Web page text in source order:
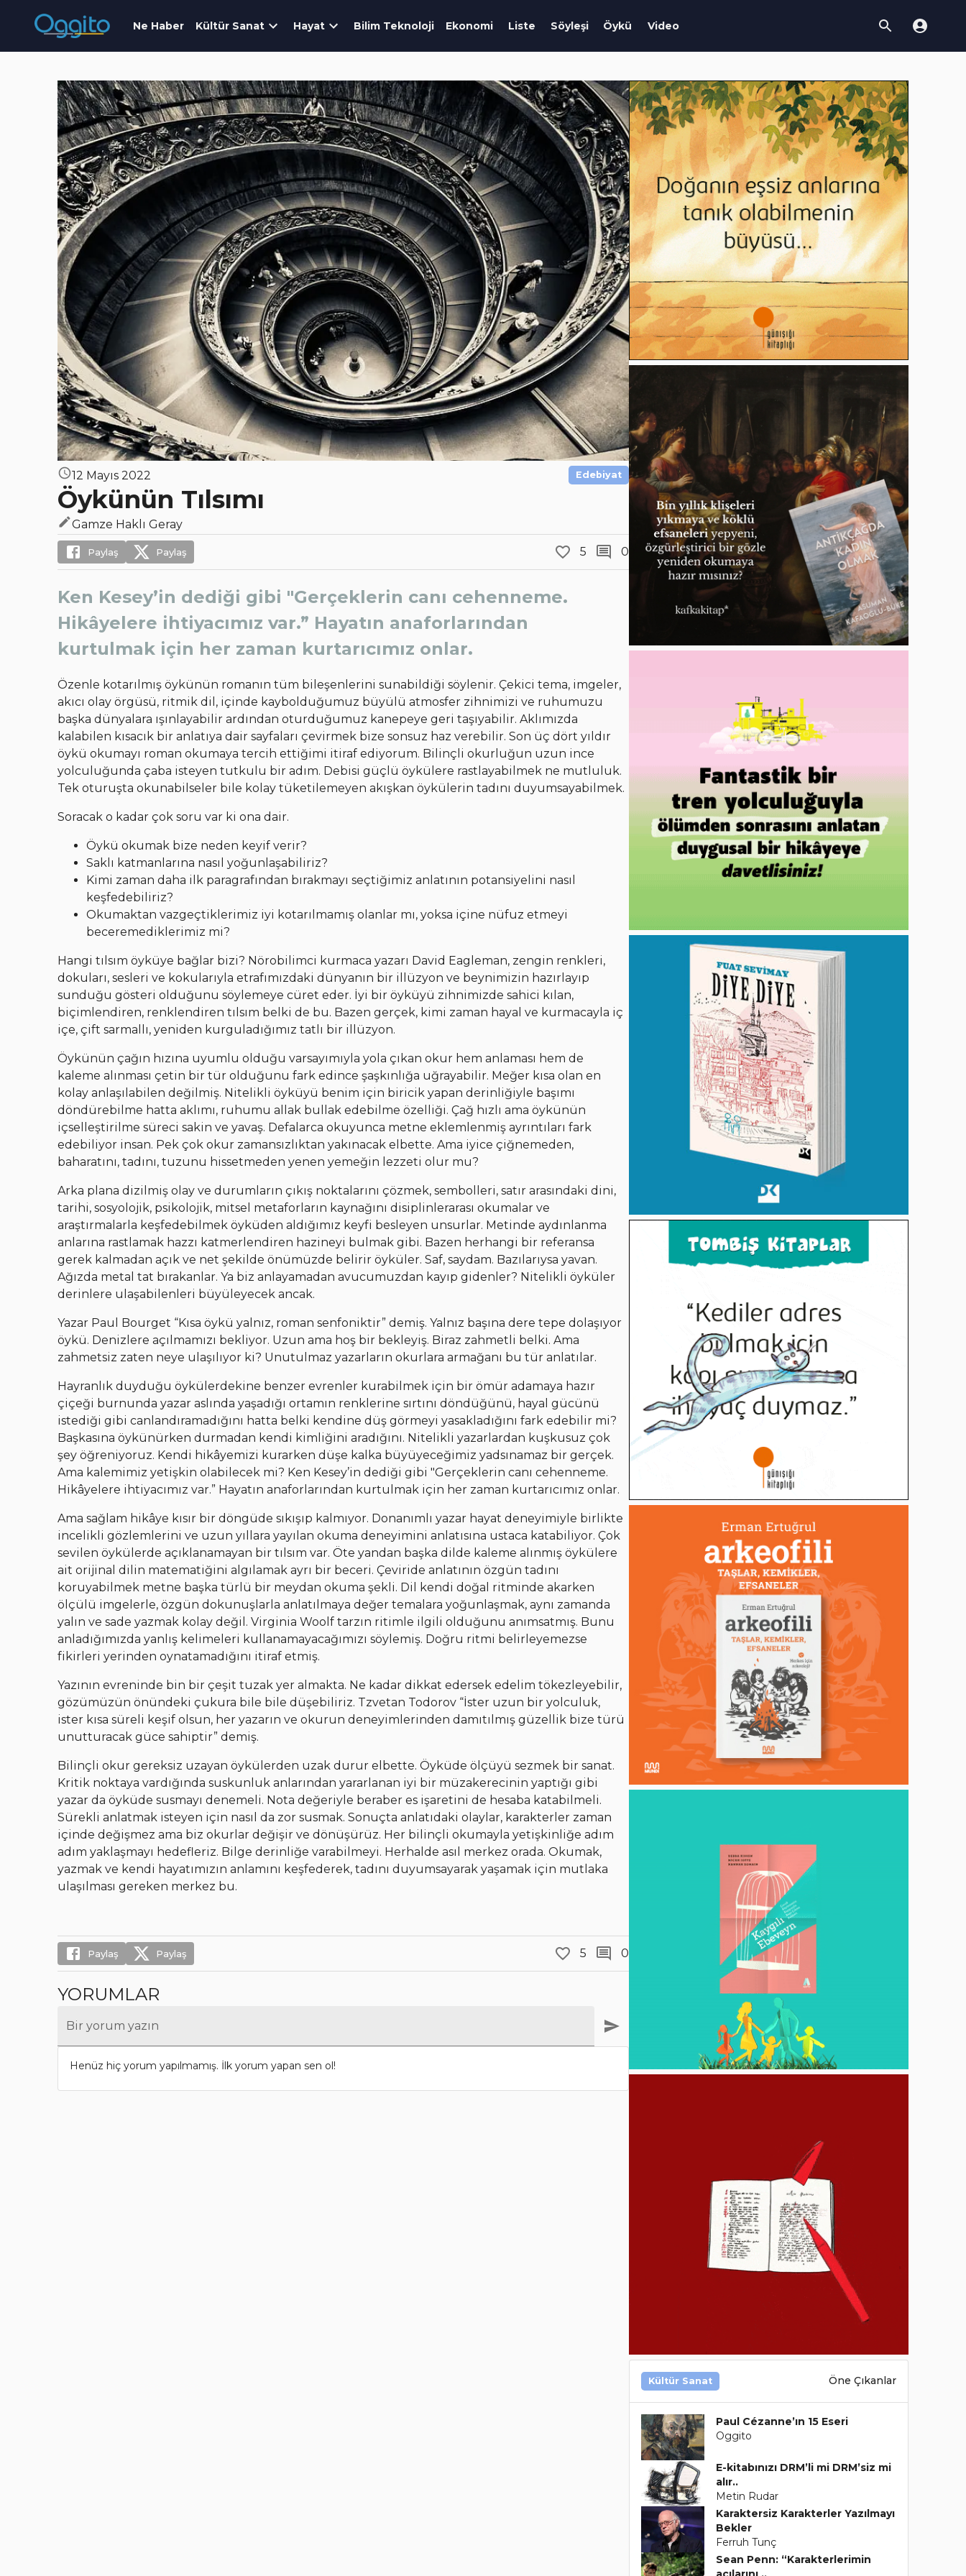
Ne Haber Kültür Sanat Hayat Bilim Teknoloji Ekonomi Liste Söyleşi Öykü Video
12 Mayıs 2022 Edebiyat
Öykünün Tılsımı
Gamze Haklı Geray
Paylaş Paylaş 5 0
Ken Kesey’in dediği gibi "Gerçeklerin canı cehenneme.
Hikâyelere ihtiyacımız var.” Hayatın anaforlarından
kurtulmak için her zaman kurtarıcımız onlar.
Özenle kotarılmış öykünün romanın tüm bileşenlerini sunabildiği söylenir. Çekici tema, imgeler,
akıcı olay örgüsü, ritmik dil, içinde kaybolduğumuz büyülü atmosfer zihnimizi ve ruhumuzu
başka dünyalara ışınlayabilir ardından oturduğumuz kanepeye geri taşıyabilir. Aklımızda
kalabilen kısacık bir anlatıya dair sayfaları çevirmek bize sonsuz haz verebilir. Son üç dört yıldır
öykü okumayı roman okumaya tercih ettiğimi itiraf ediyorum. Bilinçli okurluğun uzun ince
yolculuğunda çaba isteyen tutkulu bir adım. Debisi güçlü öykülere rastlayabilmek ne mutluluk.
Tek oturuşta okunabilseler bile kolay tüketilemeyen akışkan öykülerin tadını duyumsayabilmek.
Soracak o kadar çok soru var ki ona dair.
Öykü okumak bize neden keyif verir?
Saklı katmanlarına nasıl yoğunlaşabiliriz?
Kimi zaman daha ilk paragrafından bırakmayı seçtiğimiz anlatının potansiyelini nasıl
keşfedebiliriz?
Okumaktan vazgeçtiklerimiz iyi kotarılmamış olanlar mı, yoksa içine nüfuz etmeyi
beceremediklerimiz mi?
Hangi tılsım öyküye bağlar bizi? Nörobilimci kurmaca yazarı David Eagleman, zengin renkleri,
dokuları, sesleri ve kokularıyla etrafımızdaki dünyanın bir illüzyon ve beynimizin hazırlayıp
sunduğu gösteri olduğunu söylemeye cüret eder. İyi bir öyküyü zihnimizde sahici kılan,
biçimlendiren, renklendiren tılsım belki de bu. Bazen gerçek, kimi zaman hayal ve kurmacayla iç
içe, çift sarmallı, yeniden kurguladığımız tatlı bir illüzyon.
Öykünün çağın hızına uyumlu olduğu varsayımıyla yola çıkan okur hem anlaması hem de
kaleme alınması çetin bir tür olduğunu fark edince şaşkınlığa uğrayabilir. Meğer kısa olan en
kolay anlaşılabilen değilmiş. Nitelikli öyküyü benim için biricik yapan derinliğiyle başımı
döndürebilme hatta aklımı, ruhumu allak bullak edebilme özelliği. Çağ hızlı ama öykünün
içselleştirilme süreci sakin ve yavaş. Defalarca okuyunca metne eklemlenmiş ayrıntıları fark
edebiliyor insan. Pek çok okur zamansızlıktan yakınacak elbette. Ama iyice çiğnemeden,
baharatını, tadını, tuzunu hissetmeden yenen yemeğin lezzeti olur mu?
Arka plana dizilmiş olay ve durumların çıkış noktalarını çözmek, sembolleri, satır arasındaki dini,
tarihi, sosyolojik, psikolojik, mitsel metaforların kaynağını disiplinlerarası okumalar ve
araştırmalarla keşfedebilmek öyküden aldığımız keyfi besleyen unsurlar. Metinde aydınlanma
anlarına rastlamak hazzı katmerlendiren hazineyi bulmak gibi. Bazen herhangi bir referansa
gerek kalmadan açık ve net şekilde önümüzde belirir öyküler. Saf, saydam. Bazılarıysa yavan.
Ağızda metal tat bırakanlar. Ya biz anlayamadan avucumuzdan kayıp gidenler? Nitelikli öyküler
derinlere ulaşabilenleri büyüleyecek ancak.
Yazar Paul Bourget “Kısa öykü yalnız, roman senfoniktir” demiş. Yalnız başına dere tepe dolaşıyor
öykü. Denizlere açılmamızı bekliyor. Uzun ama hoş bir bekleyiş. Biraz zahmetli belki. Ama
zahmetsiz zaten neye ulaşılıyor ki? Unutulmaz yazarların okurlara armağanı bu tür anlatılar.
Hayranlık duyduğu öykülerdekine benzer evrenler kurabilmek için bir ömür adamaya hazır
çiçeği burnunda yazar aslında yaşadığı ortamın renklerine sırtını döndüğünü, hayal gücünü
istediği gibi canlandıramadığını hatta belki kendine düş görmeyi yasakladığını fark edebilir mi?
Başkasına öykünürken durmadan kendi kimliğini aradığını. Nitelikli yazarlardan kuşkusuz çok
şey öğreniyoruz. Kendi hikâyemizi kurarken düşe kalka büyüyeceğimiz yadsınamaz bir gerçek.
Ama kalemimiz yetişkin olabilecek mi? Ken Kesey’in dediği gibi "Gerçeklerin canı cehenneme.
Hikâyelere ihtiyacımız var.” Hayatın anaforlarından kurtulmak için her zaman kurtarıcımız onlar.
Ama sağlam hikâye kısır bir döngüde sıkışıp kalmıyor. Donanımlı yazar hayat deneyimiyle birlikte
incelikli gözlemlerini ve uzun yıllara yayılan okuma deneyimini anlatısına ustaca katabiliyor. Çok
sevilen öykülerde açıklanamayan bir tılsım var. Öte yandan başka dilde kaleme alınmış öykülere
ait orijinal dilin matematiğini algılamak ayrı bir beceri. Çeviride anlatının özgün tadını
koruyabilmek metne başka türlü bir meydan okuma şekli. Dil kendi doğal ritminde akarken
ölçülü imgelerle, özgün dokunuşlarla anlatılmaya değer temalara yoğunlaşmak, aynı zamanda
yalın ve sade yazmak kolay değil. Virginia Woolf tarzın ritimle ilgili olduğunu anımsatmış. Bunu
anladığımızda yanlış kelimeleri kullanamayacağımızı söylemiş. Doğru ritmi belirleyemezse
fikirleri yerinden oynatamadığını itiraf etmiş.
Yazının evreninde bin bir çeşit tuzak yer almakta. Ne kadar dikkat edersek edelim tökezleyebilir,
gözümüzün önündeki çukura bile bile düşebiliriz. Tzvetan Todorov “İster uzun bir yolculuk,
ister kısa süreli keşif olsun, her yazarın ve okurun deneyimlerinden damıtılmış güzellik bize türü
unutturacak güce sahiptir” demiş.
Bilinçli okur gereksiz uzayan öykülerden uzak durur elbette. Öyküde ölçüyü sezmek bir sanat.
Kritik noktaya vardığında suskunluk anlarından yararlanan iyi bir müzakerecinin yaptığı gibi
yazar da öyküde susmayı denemeli. Nota değeriyle beraber es işaretini de hesaba katabilmeli.
Sürekli anlatmak isteyen için nasıl da zor susmak. Sonuçta anlatıdaki olaylar, karakterler zaman
içinde değişmez ama biz okurlar değişir ve dönüşürüz. Her bilinçli okumayla yetişkinliğe adım
adım yaklaşmayı hedefleriz. Bilge derinliğe varabilmeyi. Herhalde asıl merkez orada. Okumak,
yazmak ve kendi hayatımızın anlamını keşfederek, tadını duyumsayarak yaşamak için mutlaka
ulaşılması gereken merkez bu.
Paylaş Paylaş 5 0
YORUMLAR
Bir yorum yazın
Henüz hiç yorum yapılmamış. İlk yorum yapan sen ol!
Kültür Sanat Öne Çıkanlar
Paul Cézanne’ın 15 Eseri
Oggito
E-kitabınızı DRM’li mi DRM’siz mi
alır..
Metin Rudar
Karaktersiz Karakterler Yazılmayı
Bekler
Ferruh Tunç
Sean Penn: “Karakterlerimin